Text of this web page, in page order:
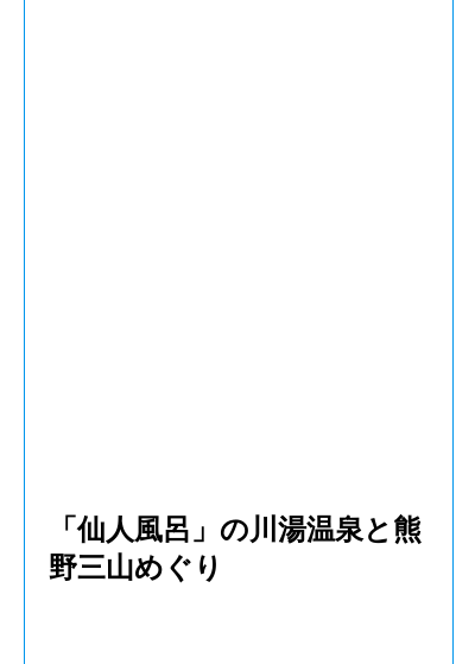
「仙人風呂」の川湯温泉と熊
野三山めぐり